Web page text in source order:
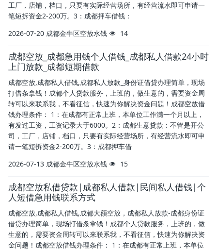
工厂，店铺，档口，只要有实际经营场所，有经营流水即可申请一
笔短拆资金2-200万。3：成都押车借钱：
2026-07-20 成都金牛区空放水钱 14
成都空放_成都急用钱个人借钱_成都私人借款24小时
上门放款_成都短期借款
成都空放,成都私人借钱,成都私人放款_身份证借贷办理简单，现场
打借条拿钱！成都个人贷款服务，上班的，做生意的，需要资金周
转可以来联系我，不看征信，快速为你解决资金问题！成都空放借
钱办理条件： 1：在成都有正常上班，本单位工作满一个月以上，
有发过工资，工资记录大于6000。2：成都生意贷款：不管是开公
司，工厂，店铺，档口，只要有实际经营场所，有经营流水即可申
请一笔短拆资金2-200万。3：成都押车借
2026-07-13 成都金牛区空放水钱 15
成都空放私借贷款|成都私人借款|民间私人借钱|个
人短借急用钱联系方式
成都空放,成都私人借钱,成都大额空放，成都私人放款-成都身份证
借贷办理简单，现场打借条拿钱！成都个人贷款服务，上班的，做
生意的，需要资金周转可以来联系我，不看征信，快速为你解决资
金问题！成都空放借钱办理条件： 1：在成都有正常上班，本单位